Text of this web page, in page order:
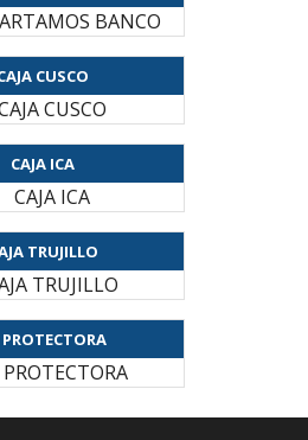
CUSCO
CAJA ICA
TRUJILLO